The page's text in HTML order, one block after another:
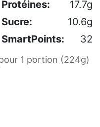
Protéines:
17.7g
Sucre:
10.6g
SmartPoints: 32
1 portion (224g)